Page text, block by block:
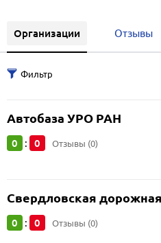
Организации Отзывы
Автобаза УРО РАН
0 : 0 Отзывы (0)
Свердловская
0 : 0 Отзывы (0)